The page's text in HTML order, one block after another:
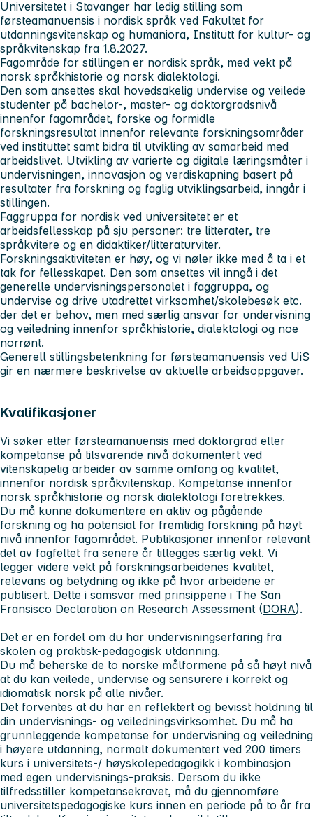
Universitetet i Stavanger har ledig stilling som
førsteamanuensis i nordisk språk ved Fakultet for
utdanningsvitenskap og humaniora, Institutt for kultur- og
språkvitenskap fra 1.8.2027.
Fagområde for stillingen er nordisk språk, med vekt på
norsk språkhistorie og norsk dialektologi.
Den som ansettes skal hovedsakelig undervise og veilede
studenter på bachelor-, master- og doktorgradsnivå
innenfor fagområdet, forske og formidle
forskningsresultat innenfor relevante forskningsområder
ved instituttet samt bidra til utvikling av samarbeid med
arbeidslivet. Utvikling av varierte og digitale læringsmåter i
undervisningen, innovasjon og verdiskapning basert på
resultater fra forskning og faglig utviklingsarbeid, inngår i
stillingen.
Faggruppa for nordisk ved universitetet er et
arbeidsfellesskap på sju personer: tre litterater, tre
språkvitere og en didaktiker/litteraturviter.
Forskningsaktiviteten er høy, og vi nøler ikke med å ta i et
tak for fellesskapet. Den som ansettes vil inngå i det
generelle undervisningspersonalet i faggruppa, og
undervise og drive utadrettet virksomhet/skolebesøk etc.
der det er behov, men med særlig ansvar for undervisning
og veiledning innenfor språkhistorie, dialektologi og noe
norrønt.
Generell stillingsbetenkning for førsteamanuensis ved UiS
gir en nærmere beskrivelse av aktuelle arbeidsoppgaver.
Kvalifikasjoner
Vi søker etter førsteamanuensis med doktorgrad eller
kompetanse på tilsvarende nivå dokumentert ved
vitenskapelig arbeider av samme omfang og kvalitet,
innenfor nordisk språkvitenskap. Kompetanse innenfor
norsk språkhistorie og norsk dialektologi foretrekkes.
Du må kunne dokumentere en aktiv og pågående
forskning og ha potensial for fremtidig forskning på høyt
nivå innenfor fagområdet. Publikasjoner innenfor relevant
del av fagfeltet fra senere år tillegges særlig vekt. Vi
legger videre vekt på forskningsarbeidenes kvalitet,
relevans og betydning og ikke på hvor arbeidene er
publisert. Dette i samsvar med prinsippene i The San
Fransisco Declaration on Research Assessment (DORA).
Det er en fordel om du har undervisningserfaring fra
skolen og praktisk-pedagogisk utdanning.
Du må beherske de to norske målformene på så høyt nivå
at du kan veilede, undervise og sensurere i korrekt og
idiomatisk norsk på alle nivåer.
Det forventes at du har en reflektert og bevisst holdning til
din undervisnings- og veiledningsvirksomhet. Du må ha
grunnleggende kompetanse for undervisning og veiledning
i høyere utdanning, normalt dokumentert ved 200 timers
kurs i universitets-/ høyskolepedagogikk i kombinasjon
med egen undervisnings-praksis. Dersom du ikke
tilfredsstiller kompetansekravet, må du gjennomføre
universitetspedagogiske kurs innen en periode på to år fra